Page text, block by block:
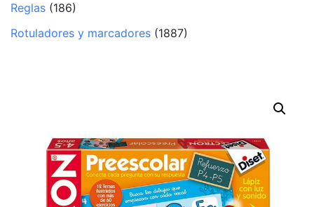
Reglas (186)
Rotuladores y marcadores (1887)